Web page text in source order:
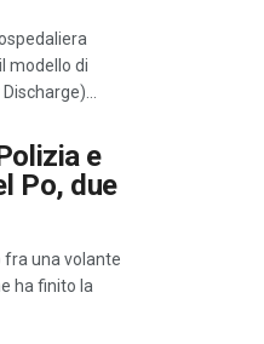
modello di
e
Po, due
fra una volante
ha finito la